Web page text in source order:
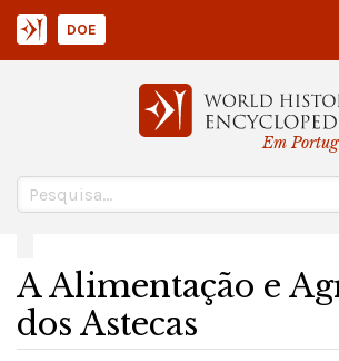
Em
DOE
A Alimentação e
dos Astecas